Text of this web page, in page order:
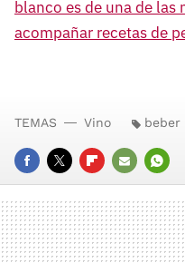
blanco es de una de las
acompañar recetas de
FACEBOOK
TWITTERFLIPBOARD
E-
MAIL
TEMAS Vino beber